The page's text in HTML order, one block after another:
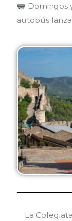
Domingos
autobús
La